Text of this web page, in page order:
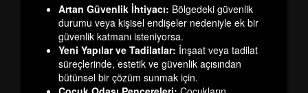
Artan Güvenlik İhtiyacı: Bölgedeki güvenlik
durumu veya kişisel endişeler nedeniyle ek bir
güvenlik katmanı isteniyorsa.
Yeni Yapılar ve Tadilatlar: İnşaat veya tadilat
süreçlerinde, estetik ve güvenlik açısından
bütünsel bir çözüm sunmak için.